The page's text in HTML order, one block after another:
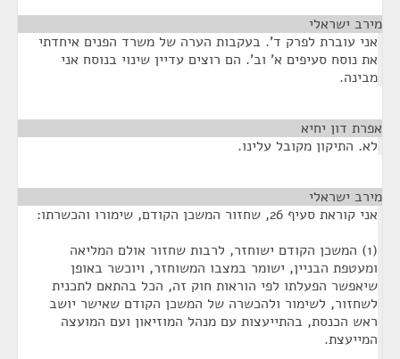
מירב ישראלי
אני עוברת לפרק ד'. בעקבות הערה של משרד הפנים איחדתי
את נוסח סעיפים א' וב'. הם רוצים עדיין שינוי בנוסח אני
מבינה.
אפרת דון יחיא
לא. התיקון מקובל עלינו.
מירב ישראלי
אני קוראת סעיף 26, שחזור המשכן הקודם, שימורו והכשרתו:
(1) המשכן הקודם ישוחזר, לרבות שחזור אולם המליאה
ומעטפת הבניין, ישומר במצבו המשוחזר, ויוכשר באופן
שיאפשר הפעלתו לפי הוראות חוק זה, הכל בהתאם לתכנית
לשחזור, לשימור ולהכשרה של המשכן הקודם שאישר יושב
ראש הכנסת, בהתייעצות עם מנהל המוזיאון ועם המועצה
המייעצת.